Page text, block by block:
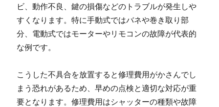
ビ、動作不良、鍵の損傷などのトラブルが発生しや
すくなります。特に手動式ではバネや巻き取り部
分、電動式ではモーターやリモコンの故障が代表的
な例です。
こうした不具合を放置すると修理費用がかさんでし
まう恐れがあるため、早めの点検と適切な対応が重
要となります。修理費用はシャッターの種類や故障